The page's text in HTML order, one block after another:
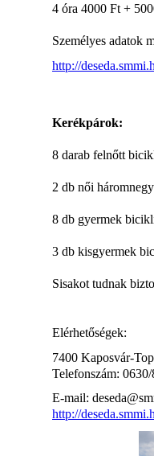
4 óra 4000 Ft +
Személyes adatok
http://
Kerékpárok:
8 darab felnőtt
2 db női
8 db gyermek
3 db kisgyermek
Sisakot tudnak
Elérhetőségek:
7400 Kaposvár-
Telefonszám:
E-mail:
http://